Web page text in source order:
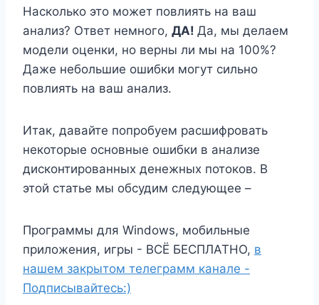
Насколько это может повлиять на ваш
анализ? Ответ немного, ДА! Да, мы делаем
модели оценки, но верны ли мы на 100%?
Даже небольшие ошибки могут сильно
повлиять на ваш анализ.
Итак, давайте попробуем расшифровать
некоторые основные ошибки в анализе
дисконтированных денежных потоков. В
этой статье мы обсудим следующее –
Программы для Windows, мобильные
приложения, игры - ВСЁ БЕСПЛАТНО, в
нашем закрытом телеграмм канале -
Подписывайтесь:)